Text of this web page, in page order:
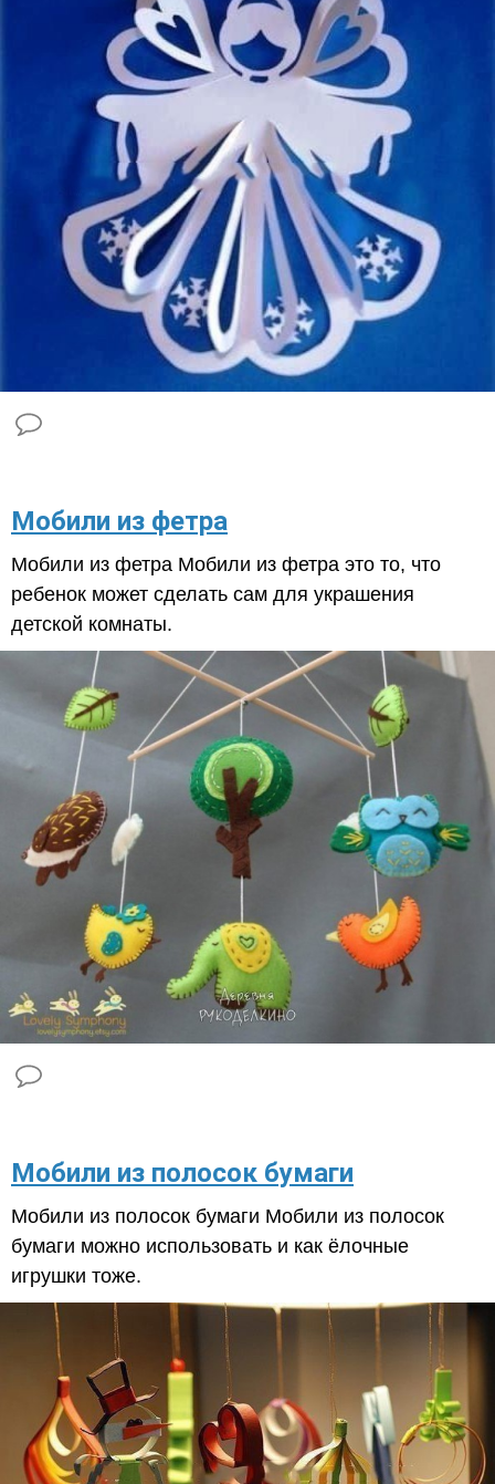
​Мобили из фетра
Мобили из фетра Мобили из фетра это то, что
ребенок может сделать сам для украшения
детской комнаты.
Мобили из полосок бумаги
Мобили из полосок бумаги Мобили из полосок
бумаги можно использовать и как ёлочные
игрушки тоже.